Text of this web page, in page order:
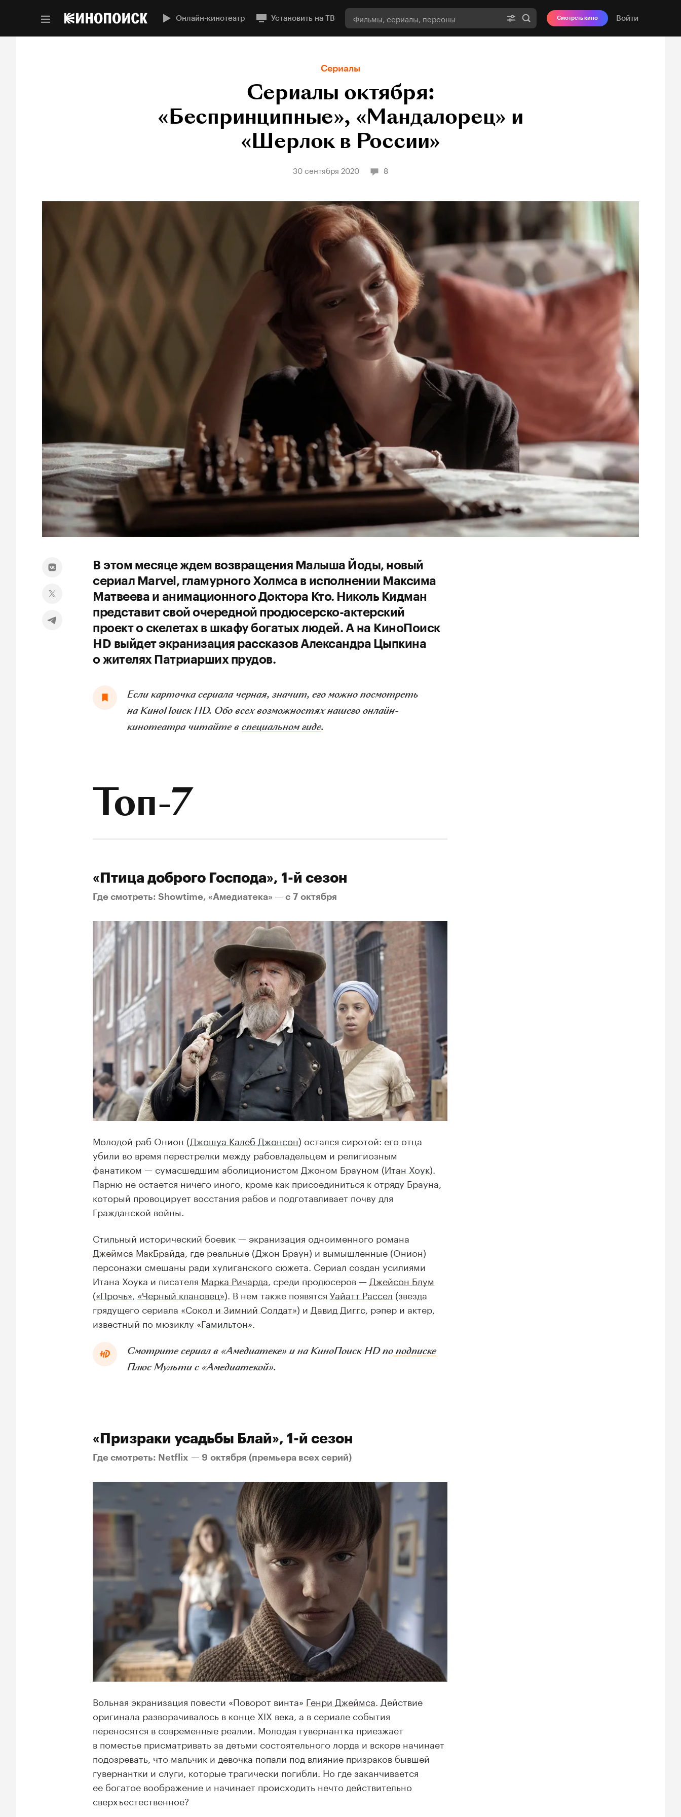
Онлайн-кинотеатр Установить на ТВ Смотреть кино Войти
Сериалы
Сериалы октября:
«Беспринципные», «Мандалорец» и
«Шерлок в России»
30 сентября 2020 8
В этом месяце ждем возвращения Малыша Йоды, новый
сериал Marvel, гламурного Холмса в исполнении Максима
Матвеева и анимационного Доктора Кто. Николь Кидман
представит свой очередной продюсерско-актерский
проект о скелетах в шкафу богатых людей. А на КиноПоиск
HD выйдет экранизация рассказов Александра Цыпкина
о жителях Патриарших прудов.
Если карточка сериала черная, значит, его можно посмотреть
на КиноПоиск HD. Обо всех возможностях нашего онлайн-
кинотеатра читайте вспециальном гиде.
Топ-7
«Птица доброго Господа», 1-й сезон
Где смотреть: Showtime, «Амедиатека» — с 7 октября
Молодой раб Онион (Джошуа Калеб Джонсон) остался сиротой: его отца
убили во время перестрелки между рабовладельцем и религиозным
фанатиком — сумасшедшим аболиционистом Джоном Брауном (Итан Хоук).
Парню не остается ничего иного, кроме как присоединиться к отряду Брауна,
который провоцирует восстания рабов и подготавливает почву для
Гражданской войны.
Стильный исторический боевик — экранизация одноименного романа
Джеймса МакБрайда , где реальные (Джон Браун) и вымышленные (Онион)
персонажи смешаны ради хулиганского сюжета. Сериал создан усилиями
Итана Хоука и писателя Марка Ричарда , среди продюсеров — Джейсон Блум
(«Прочь» «Черный клановец»). В нем также появятся Уайатт Рассел (звезда
грядущего сериала «Сокол и Зимний Солдат») и Давид Диггс , рэпер и актер,
известный по мюзиклу «Гамильтон»
Смотрите сериал в «Амедиатеке» и на КиноПоиск HD поподписке
Плюс Мульти с «Амедиатекой».
«Призраки усадьбы Блай», 1-й сезон
Где смотреть: Netflix — 9 октября (премьера всех серий)
Вольная экранизация повести «Поворот винта» Генри Джеймса . Действие
оригинала разворачивалось в конце XIX века, а в сериале события
переносятся в современные реалии. Молодая гувернантка приезжает
в поместье присматривать за детьми состоятельного лорда и вскоре начинает
подозревать, что мальчик и девочка попали под влияние призраков бывшей
гувернантки и слуги, которые трагически погибли. Но где заканчивается
ее богатое воображение и начинает происходить нечто действительно
сверхъестественное?